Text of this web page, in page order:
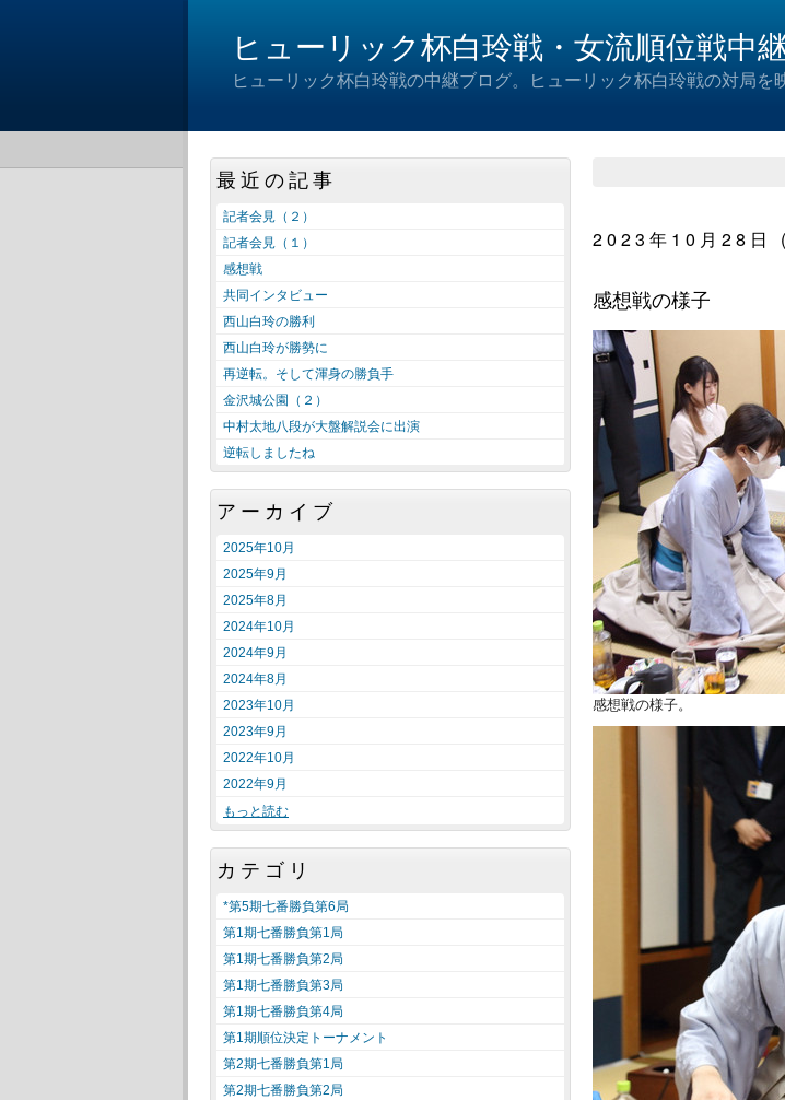
ヒューリック杯白玲戦・女流順位戦中
ヒューリック杯白玲戦の中継ブログ。ヒューリック杯白玲戦の対局を
最近の記事
記者会見（２）
記者会見（１）
感想戦
共同インタビュー
西山白玲の勝利
西山白玲が勝勢に
再逆転。そして渾身の勝負手
金沢城公園（２）
中村太地八段が大盤解説会に出演
逆転しましたね
アーカイブ
2025年10月
2025年9月
2025年8月
2024年10月
2024年9月
2024年8月
2023年10月
2023年9月
2022年10月
2022年9月
もっと読む
カテゴリ
*第5期七番勝負第6局
第1期七番勝負第1局
第1期七番勝負第2局
第1期七番勝負第3局
第1期七番勝負第4局
第1期順位決定トーナメント
第2期七番勝負第1局
第2期七番勝負第2局
2023年10月28日
感想戦の様子
感想戦の様子。